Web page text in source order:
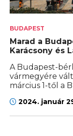
BUDAPEST
Marad a
Karácsony és
A Budapest-
vármegyére
március 1-től a
2024. január